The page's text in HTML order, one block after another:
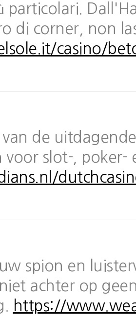
particolari.
di corner, non
casino/
van de
voor slot-,
spion en
achter op
https://